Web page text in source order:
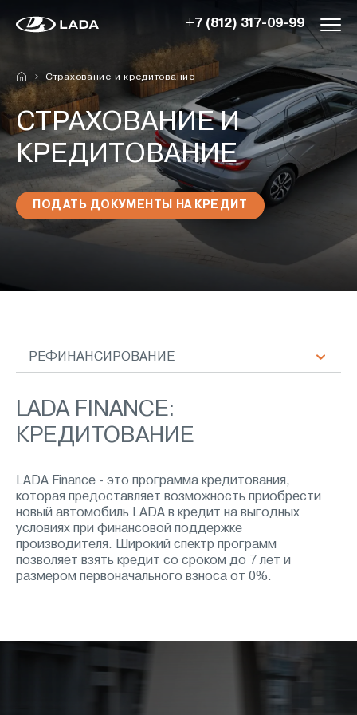
+7 (812) 317-09-99
Страхование и кредитование
СТРАХОВАНИЕ И
КРЕДИТОВАНИЕ
ПОДАТЬ ДОКУМЕНТЫ НА КРЕДИТ
РЕФИНАНСИРОВАНИЕ
LADA FINANCE:
КРЕДИТОВАНИЕ
LADA Finance - это программа кредитования,
которая предоставляет возможность приобрести
новый автомобиль LADA в кредит на выгодных
условиях при финансовой поддержке
производителя. Широкий спектр программ
позволяет взять кредит со сроком до 7 лет и
размером первоначального взноса от 0%.